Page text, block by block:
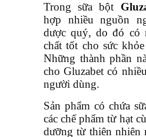
Trong sữa bột
hợp nhiều nguồn
dược quý, do đó có
chất tốt cho sức
Những thành phần
cho Gluzabet có
người dùng.
Sản phẩm có chứa
các chế phẩm từ hạt
dưỡng từ thiên nhiên